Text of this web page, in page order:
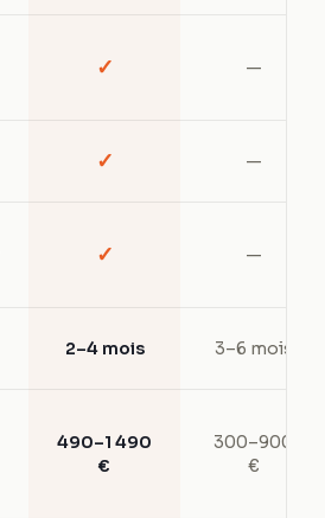
✓ —
✓ —
✓ —
2–4 mois 3–6 mois
490–1 490
€
300–900
€